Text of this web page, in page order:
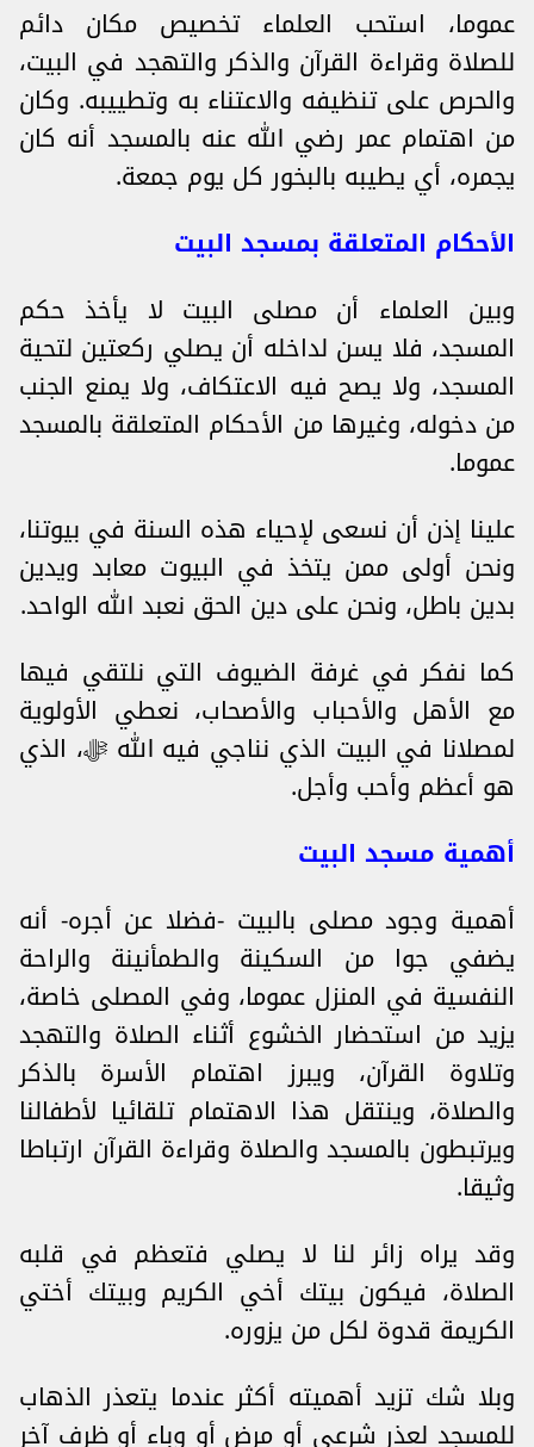
عموما، استحب العلماء تخصيص مكان دائم
للصلاة وقراءة القرآن والذكر والتهجد في البيت،
والحرص على تنظيفه والاعتناء به وتطييبه. وكان
من اهتمام عمر رضي الله عنه بالمسجد أنه كان
يجمره، أي يطيبه بالبخور كل يوم جمعة.
الأحكام المتعلقة بمسجد البيت
وبين العلماء أن مصلى البيت لا يأخذ حكم
المسجد، فلا يسن لداخله أن يصلي ركعتين لتحية
المسجد، ولا يصح فيه الاعتكاف، ولا يمنع الجنب
من دخوله، وغيرها من الأحكام المتعلقة بالمسجد
عموما.
علينا إذن أن نسعى لإحياء هذه السنة في بيوتنا،
ونحن أولى ممن يتخذ في البيوت معابد ويدين
بدين باطل، ونحن على دين الحق نعبد الله الواحد.
كما نفكر في غرفة الضيوف التي نلتقي فيها
مع الأهل والأحباب والأصحاب، نعطي الأولوية
لمصلانا في البيت الذي نناجي فيه الله ﷻ، الذي
هو أعظم وأحب وأجل.
أهمية مسجد البيت
أهمية وجود مصلى بالبيت -فضلا عن أجره- أنه
يضفي جوا من السكينة والطمأنينة والراحة
النفسية في المنزل عموما، وفي المصلى خاصة،
يزيد من استحضار الخشوع أثناء الصلاة والتهجد
وتلاوة القرآن، ويبرز اهتمام الأسرة بالذكر
والصلاة، وينتقل هذا الاهتمام تلقائيا لأطفالنا
ويرتبطون بالمسجد والصلاة وقراءة القرآن ارتباطا
وثيقا.
وقد يراه زائر لنا لا يصلي فتعظم في قلبه
الصلاة، فيكون بيتك أخي الكريم وبيتك أختي
الكريمة قدوة لكل من يزوره.
وبلا شك تزيد أهميته أكثر عندما يتعذر الذهاب
للمسجد لعذر شرعي أو مرض أو وباء أو ظرف آخر